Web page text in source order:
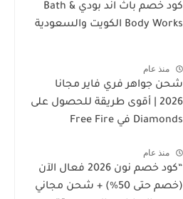
كود خصم باث اند بودي Bath &
Body Works الكويت والسعودية
منذ عام
شحن جواهر فري فاير مجانا
2026 | أقوى طريقة للحصول على
Diamonds في Free Fire
منذ عام
“كود خصم نون 2026 فعال الآن
(خصم حتى 50%) + شحن مجاني